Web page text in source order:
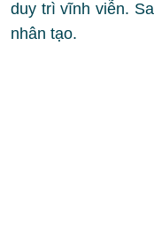
duy trì vĩnh viễn.
nhân tạo.